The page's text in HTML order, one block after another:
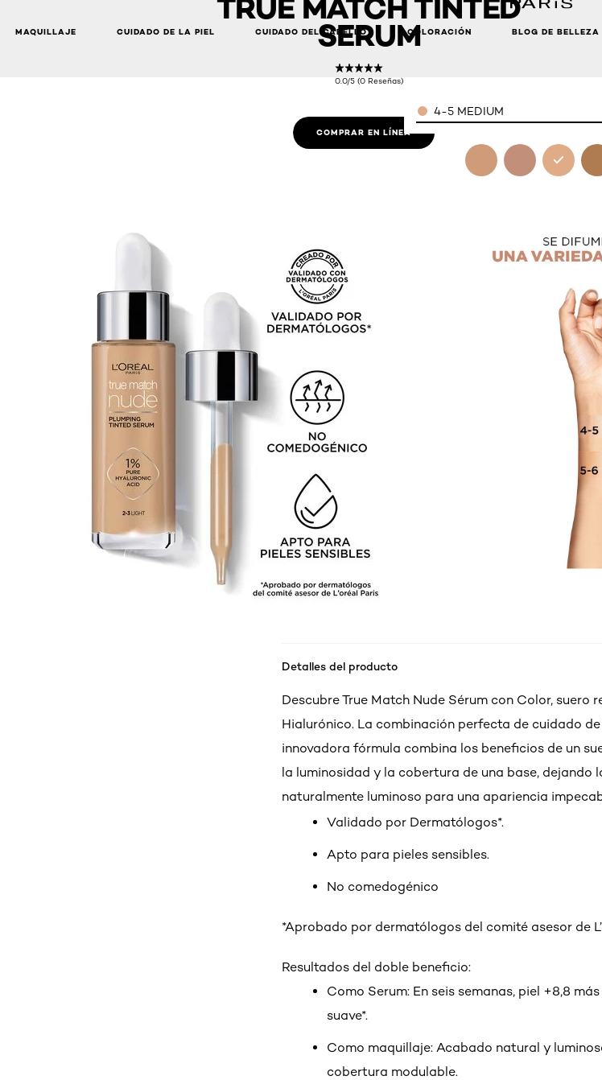
MAQUILLAJE CUIDADO DE LA PIEL CUIDADO DEL CABELLO COLORACIÓN BLOG DE BELLEZA
SERUM
0.0/5 (0 Reseñas)
COMPRAR EN LÍNEA
Color4-5 MEDIUM
Detalles del producto
Descubre True Match Nude Sérum con Color, suero
Hialurónico. La combinación perfecta de cuidado
innovadora fórmula combina los beneficios de un
la luminosidad y la cobertura de una base, dejando
naturalmente luminoso para una apariencia
Validado por Dermatólogos*.
Apto para pieles sensibles.
No comedogénico
*Aprobado por dermatólogos del comité asesor de
Resultados del doble beneficio:
Como Serum: En seis semanas, piel +8,8
suave*.
Como maquillaje: Acabado natural y
cobertura modulable.